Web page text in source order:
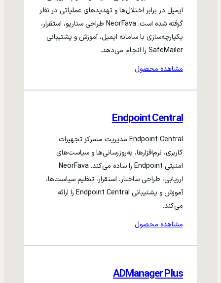
ایمیل در برابر اختلال‌ها و تهدیدهای عملیاتی در نظر
گرفته شده است. NeorFava طراحی سناریو، استقرار،
یکپارچه‌سازی با سامانه ایمیل، آموزش و پشتیبانی
SafeMailer را انجام می‌دهد.
مشاهده محصول
Endpoint Central
Endpoint Central مدیریت متمرکز تجهیزات
کاربری، نرم‌افزارها، به‌روزرسانی‌ها و سیاست‌های
امنیتی Endpoint را ساده می‌کند. NeorFava
ارزیابی، طراحی ساختار، استقرار، تنظیم سیاست‌ها،
آموزش و پشتیبانی Endpoint Central را ارائه
می‌کند.
مشاهده محصول
ADManager Plus